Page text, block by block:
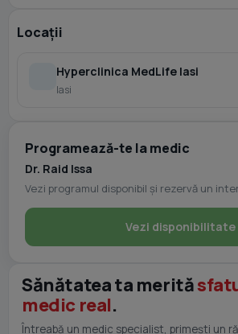
Locații
Hyperclinica MedLife Iasi
Iasi
Programează-te la medic
Dr. Raid Issa
Vezi programul disponibil și rezervă un
Vezi disponibilitate
Sănătatea ta merită
medic real.
Întreabă un medic specialist, primești un